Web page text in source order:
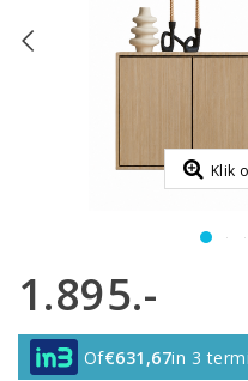
Klik
1.895.-
Of€631,67in 3